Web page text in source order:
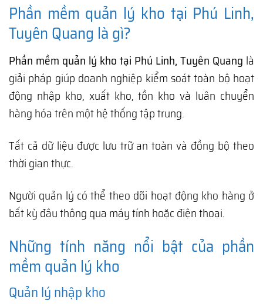
Phần mềm quản lý kho tại Phú Linh,
Tuyên Quang là gì?
Phần mềm quản lý kho tại Phú Linh, Tuyên Quang là
giải pháp giúp doanh nghiệp kiểm soát toàn bộ hoạt
động nhập kho, xuất kho, tồn kho và luân chuyển
hàng hóa trên một hệ thống tập trung.
Tất cả dữ liệu được lưu trữ an toàn và đồng bộ theo
thời gian thực.
Người quản lý có thể theo dõi hoạt động kho hàng ở
bất kỳ đâu thông qua máy tính hoặc điện thoại.
Những tính năng nổi bật của phần
mềm quản lý kho
Quản lý nhập kho